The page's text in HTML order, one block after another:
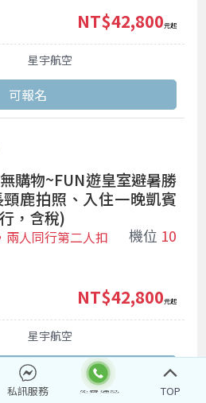
星宇航空
NT$42,800 起
購物~FUN遊皇室避暑勝
鹿拍照、入住一晚凱賓
，含稅)
機位 10
兩人同行第二人扣
星宇航空
NT$42,800 起
私訊服務 TOP